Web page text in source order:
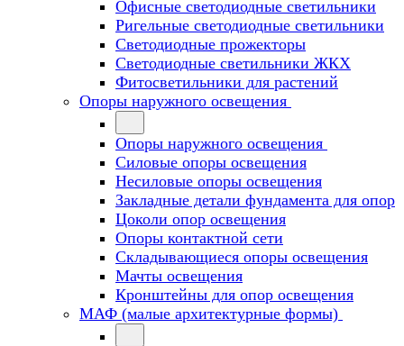
Офисные светодиодные светильники
Ригельные светодиодные светильники
Светодиодные прожекторы
Светодиодные светильники ЖКХ
Фитосветильники для растений
Опоры наружного освещения
Опоры наружного освещения
Силовые опоры освещения
Несиловые опоры освещения
Закладные детали фундамента для опор
Цоколи опор освещения
Опоры контактной сети
Cкладывающиеся опоры освещения
Мачты освещения
Кронштейны для опор освещения
МАФ (малые архитектурные формы)